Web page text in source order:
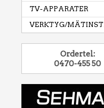
TV-APPARATER
VERKTYG/
Ordertel:
0470-455 50